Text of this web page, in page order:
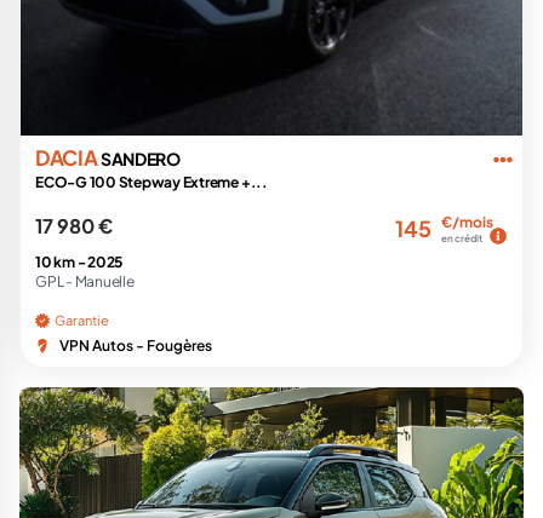
DACIASANDERO
ECO-G 100 Stepway Extreme +...
17 980 € 145 €/mois
en crédit
10 km -2025
GPL - Manuelle
Garantie
VPN Autos - Fougères